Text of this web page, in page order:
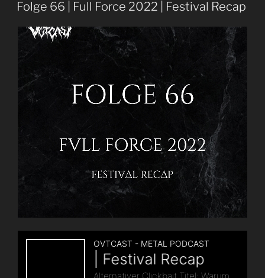
Folge
Mit
Nicht-
Metalhead
über
Iron
Maiden,
Folge 66 | Full Force 2022 | Festival Recap